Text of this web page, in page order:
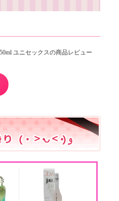
ユニセックスの商品レビュー